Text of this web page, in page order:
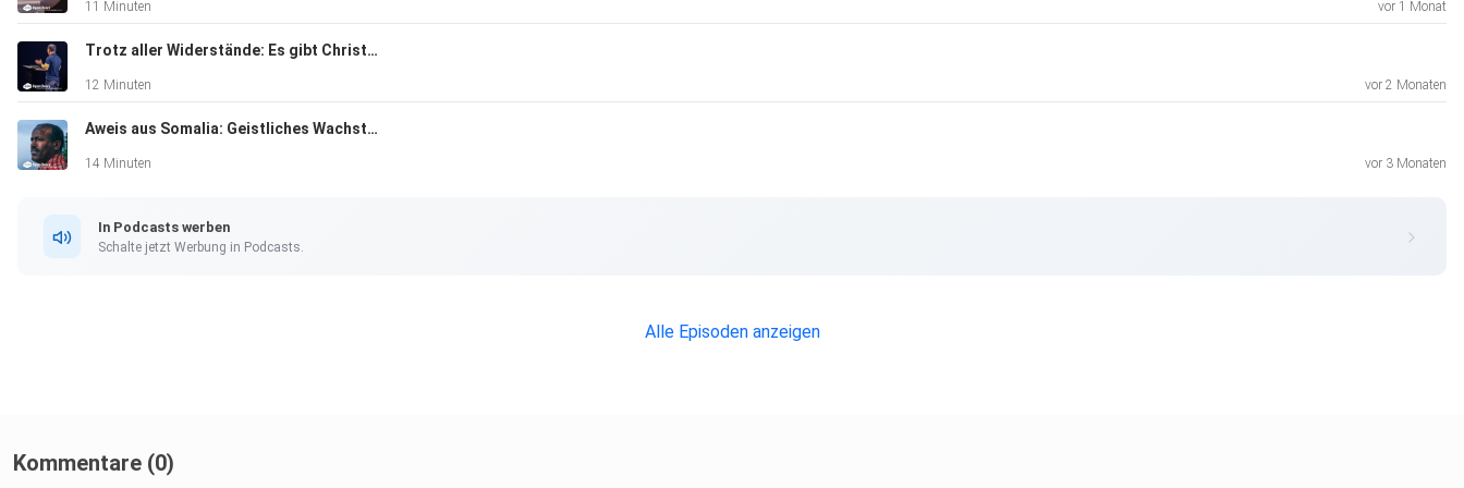
11 Minuten vor 1 Monat
Trotz aller Widerstände: Es gibt Christen in Nordkorea | Gebetsabend 2026
12 Minuten vor 2 Monaten
Aweis aus Somalia: Geistliches Wachstum in Verfolgung
14 Minuten vor 3 Monaten
In Podcasts werben
Schalte jetzt Werbung in Podcasts.
Alle Episoden anzeigen
Kommentare (0)